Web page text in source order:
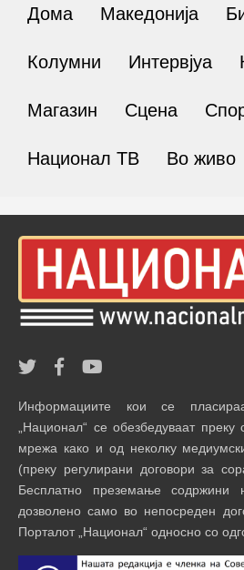
Дома Македонија
Колумни Интервјуа
Магазин Сцена
Национал ТВ Во живо
Информациите кои се
„Национал“ се обезбедуваат преку
мрежа како и од неколку
(преку регулирани договори за
Бесплатно преземање содржини
дозволено само во непосреден
Порталот „Национал“ односно со